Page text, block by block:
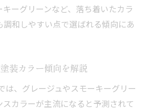
ーグリーンなど、落ち着いたカラ
和しやすい点で選ばれる傾向にあ
装カラー傾向を解説
は、グレージュやスモーキーグリー
スカラーが主流になると予測されて